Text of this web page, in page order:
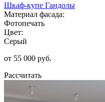
Шкаф-купе Гандолы
Материал фасада:
Фотопечать
Цвет:
Серый
от 55 000 руб.
Рассчитать